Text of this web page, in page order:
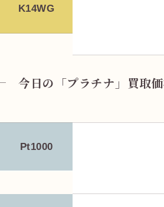
K14WG
今日の「プラチナ」買取
Pt1000